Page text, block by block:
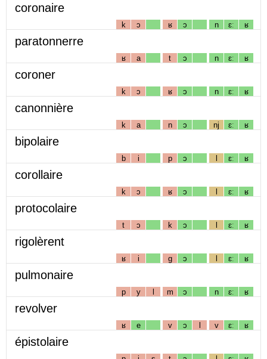
coronaire
k ɔ ʁ ɔ n ɛː ʁ
paratonnerre
ʁ a t ɔ n ɛː ʁ
coroner
k ɔ ʁ ɔ n ɛː ʁ
canonnière
k a n ɔ nj ɛː ʁ
bipolaire
b i p ɔ l ɛː ʁ
corollaire
k ɔ ʁ ɔ l ɛː ʁ
protocolaire
t ɔ k ɔ l ɛː ʁ
rigolèrent
ʁ i g ɔ l ɛː ʁ
pulmonaire
p y l m ɔ n ɛː ʁ
revolver
ʁ e v ɔ l v ɛː ʁ
épistolaire